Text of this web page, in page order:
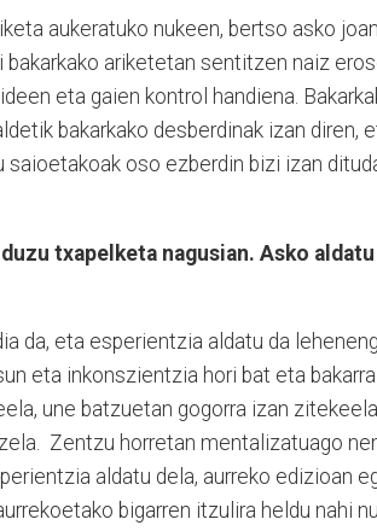
aukeratuko nukeen, bertso asko
bakarkako ariketetan sentitzen naiz
eta gaien kontrol handiena.
bakarkako desberdinak izan diren,
saioetakoak oso ezberdin bizi izan
txapelketa nagusian. Asko
da, eta esperientzia aldatu da
eta inkonszientzia hori bat eta
une batzuetan gogorra izan
Zentzu horretan mentalizatuago
aldatu dela, aurreko edizioan
bigarren itzulira heldu nahi